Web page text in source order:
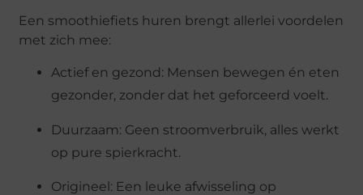
Een smoothiefiets huren brengt allerlei voordelen
met zich mee:
Actief en gezond: Mensen bewegen én eten
gezonder, zonder dat het geforceerd voelt.
Duurzaam: Geen stroomverbruik, alles werkt
op pure spierkracht.
Origineel: Een leuke afwisseling op